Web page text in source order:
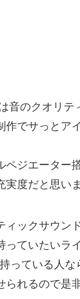
音のクオリテ
作でサっとア
ペジエーター
度だと思いま
ィックサウン
っていたいラ
っている人
られるので是